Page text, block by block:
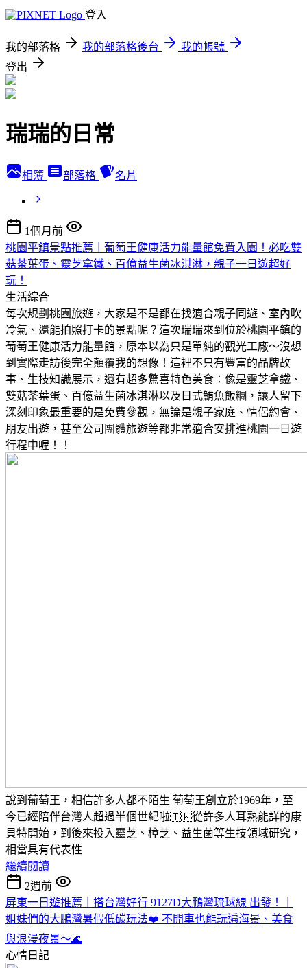
登入
我的部落格 我的部落格後台
我的帳號
登出
瑞瑞的日常
相簿 部落格 名片
1個月前
桃園平鎮景點推薦｜葡萄王健康活力能量館免費入園！必吃雙
菇茶葉蛋、靈芝拿鐵、百億益生菌冰淇淋，親子一日遊超好
玩！
生活綜合
每次規劃桃園旅遊，大家是不是都在找適合親子同遊、室內吹
冷氣、還能拍照打卡的景點呢？這次瑞瑞來到位於桃園平鎮的
葡萄王健康活力能量館，原本以為只是單純的觀光工廠～沒想
到實際走訪後完全顛覆我的想像！這裡不只有豐富的品牌故
事、生技知識展示，還有超多驚喜特色美食：像是靈芝拿鐵、
雙菇茶葉蛋、百億益生菌冰淇淋以及日式鮪魚飯糰，讓人留下
深刻印象最重要的是免費參觀，無論是親子家庭、情侶約會、
朋友出遊，甚至公司團體旅遊等都非常適合安排進桃園一日遊
行程中喔！！
說到葡萄王，相信許多人都不陌生 葡萄王創立於1969年，至
今已經陪伴台灣人超過半個世紀啦🇹🇼從許多人耳熟能詳的康
貝特開始，到後來投入靈芝、樟芝、益生菌等生技領域研究，
相當具有代表性
繼續閱讀
2週前
屏東一日遊推薦｜搭台灣好行 9127D大鵬灣琉球線 出發！｜
姐妹們的大鵬灣暑假低碳玩法❤️ 不開車也能玩遍海景、美食
與浪漫夜景～🌊
心情日記